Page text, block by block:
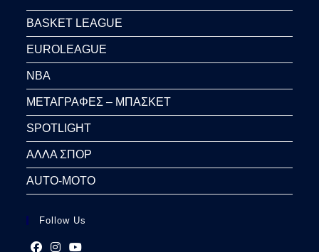
BASKET LEAGUE
EUROLEAGUE
NBA
ΜΕΤΑΓΡΑΦΕΣ – ΜΠΑΣΚΕΤ
SPOTLIGHT
ΑΛΛΑ ΣΠΟΡ
AUTO-MOTO
Follow Us